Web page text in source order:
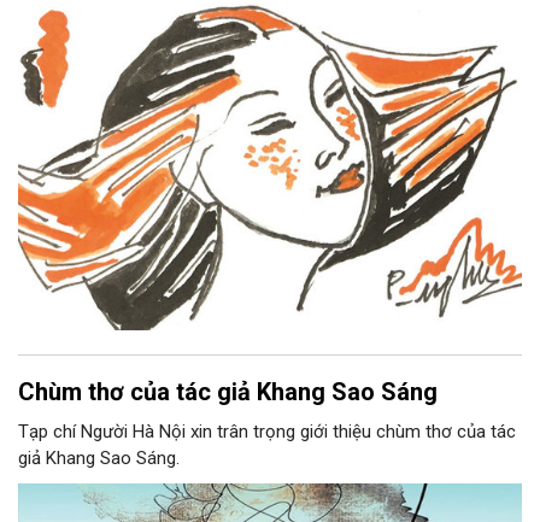
Chùm thơ của tác giả Khang Sao Sáng
Tạp chí Người Hà Nội xin trân trọng giới thiệu chùm thơ của tác
giả Khang Sao Sáng.